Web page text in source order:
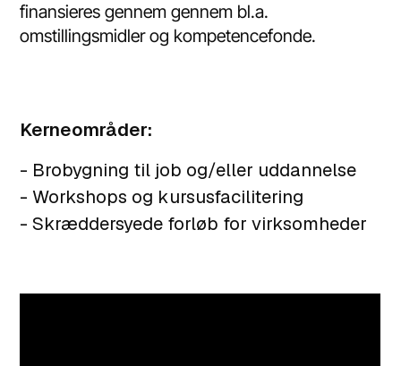
finansieres gennem gennem bl.a.
omstillingsmidler og kompetencefonde.
Kerneområder:
- Brobygning til job og/eller uddannelse
- Workshops og kursusfacilitering
- Skræddersyede forløb for virksomheder